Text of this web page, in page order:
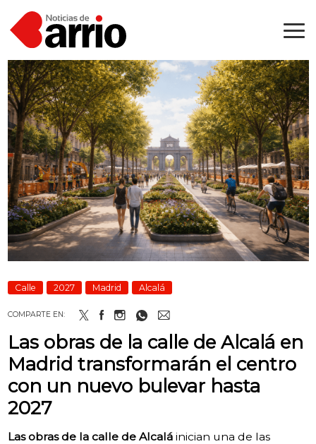
Calle 2027 Madrid Alcalá
COMPARTE EN:
Las obras de la calle de Alcalá en
Madrid transformarán el centro
con un nuevo bulevar hasta
2027
Las obras de la calle de Alcaláinician una de las